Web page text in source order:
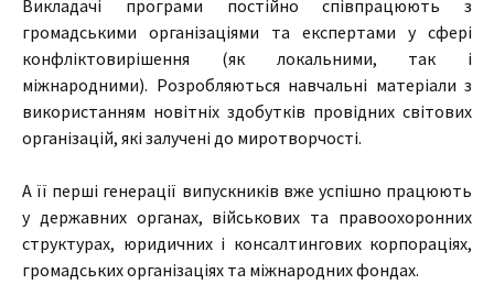
Викладачі програми постійно співпрацюють з
громадськими організаціями та експертами у сфері
конфліктовирішення (як локальними, так і
міжнародними). Розробляються навчальні матеріали з
використанням новітніх здобутків провідних світових
організацій, які залучені до миротворчості.
А її перші генерації випускників вже успішно працюють
у державних органах, військових та правоохоронних
структурах, юридичних і консалтингових корпораціях,
громадських організаціях та міжнародних фондах.